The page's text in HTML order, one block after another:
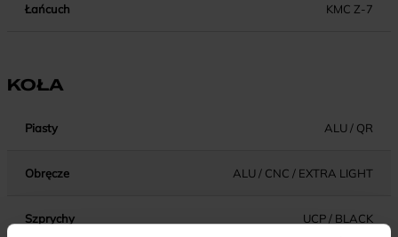
Łańcuch KMC Z-7
KOŁA
Piasty ALU / QR
Obręcze ALU / CNC / EXTRA LIGHT
Szprychy UCP / BLACK